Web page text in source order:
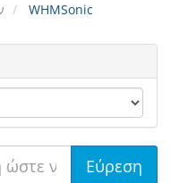
WHMSonic